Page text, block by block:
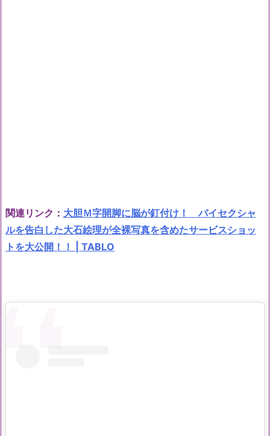
関連リンク： 大胆Ｍ字開脚に脳が釘付け！ バイセクシャ
ルを告白した大石絵理が全裸写真を含めたサービスショッ
トを大公開！！ | TABLO